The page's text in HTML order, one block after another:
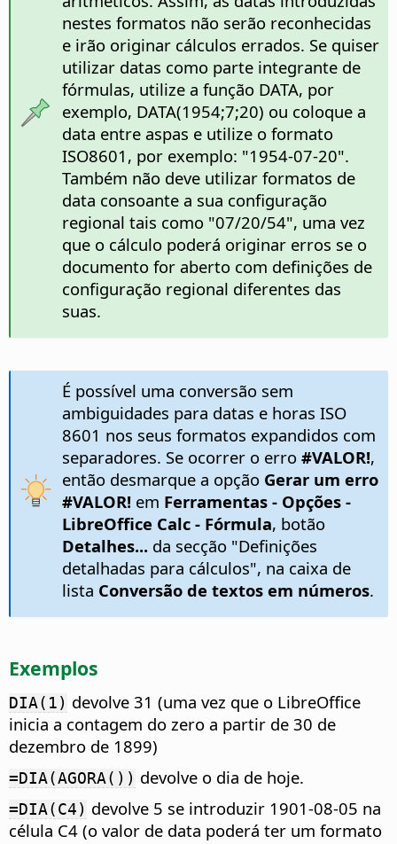
nestes formatos não serão reconhecidas
e irão originar cálculos errados. Se quiser
utilizar datas como parte integrante de
fórmulas, utilize a função DATA, por
exemplo, DATA(1954;7;20) ou coloque a
data entre aspas e utilize o formato
ISO8601, por exemplo: "1954-07-20".
Também não deve utilizar formatos de
data consoante a sua configuração
regional tais como "07/20/54", uma vez
que o cálculo poderá originar erros se o
documento for aberto com definições de
configuração regional diferentes das
suas.
É possível uma conversão sem
ambiguidades para datas e horas ISO
8601 nos seus formatos expandidos com
separadores. Se ocorrer o erro #VALOR!,
então desmarque a opção Gerar um erro
#VALOR!em Ferramentas - Opções -
LibreOffice Calc - Fórmula, botão
Detalhes...da secção "Definições
detalhadas para cálculos", na caixa de
lista Conversão de textos em números.
Exemplos
DIA(1) devolve 31 (uma vez que o LibreOffice
inicia a contagem do zero a partir de 30 de
dezembro de 1899)
=DIA(AGORA()) devolve o dia de hoje.
=DIA(C4) devolve 5 se introduzir 1901-08-05 na
célula C4 (o valor de data poderá ter um formato